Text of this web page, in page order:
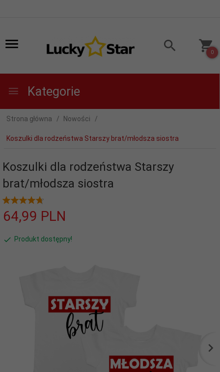
0
Kategorie
Strona główna Nowości
Koszulki dla rodzeństwa Starszy brat/młodsza siostra
Koszulki dla rodzeństwa Starszy
brat/młodsza siostra
64,99 PLN
Produkt dostępny!